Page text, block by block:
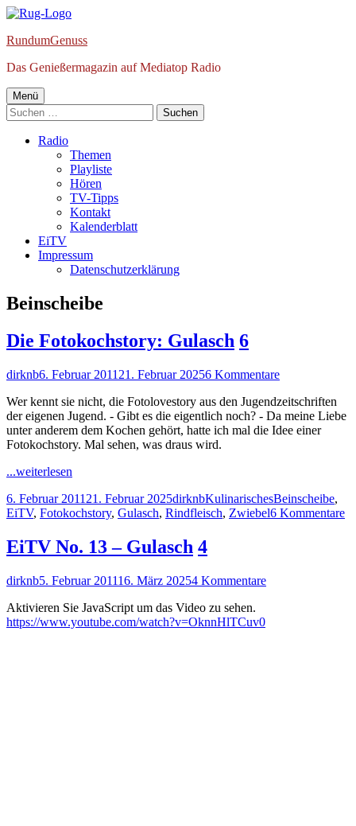
Springe
Inhalt
RundumGenuss
Das Genießermagazin auf Mediatop Radio
Primäres
Menü
Menü
Suchen
nach:
Radio
Themen
Playliste
Hören
TV-Tipps
Kontakt
Kalenderblatt
EiTV
Impressum
Datenschutzerklärung
Schlagwort:
Beinscheibe
Die Fotokochstory: Gulasch 6
Autor
dirknbVeröffentlicht
6. Februar 2011 21. Februar 20256 Kommentarezu
Fotokochstory:
Gulasch
Wer kennt sie nicht, die Fotolovestory aus den Jugendzeitschriften
der eigenen Jugend. - Gibt es die eigentlich noch? - Da meine Liebe
unter anderem dem Kochen gehört, hatte ich mal die Idee einer
Fotokochstory. Mal sehen, was draus wird.
...weiterlesen
Gulasch"
Veröffentlicht
am
6. Februar 2011 21. Februar 2025Autor
dirknbKategorien
KulinarischesSchlagwörter
Beinscheibe,
EiTV, Fotokochstory, Gulasch, Rindfleisch, Zwiebel6 Kommentarezu
EiTV No. 13 – Gulasch 4
Autor
dirknbVeröffentlicht
5. Februar 201116. März 20254 Kommentarezu
Aktivieren Sie JavaScript um das Video zu sehen.
https://www.youtube.com/watch?v=OknnHlTCuv0